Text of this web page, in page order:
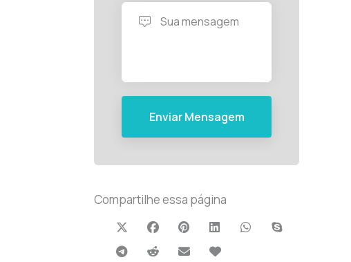
Enviar Mensagem
Compartilhe essa página